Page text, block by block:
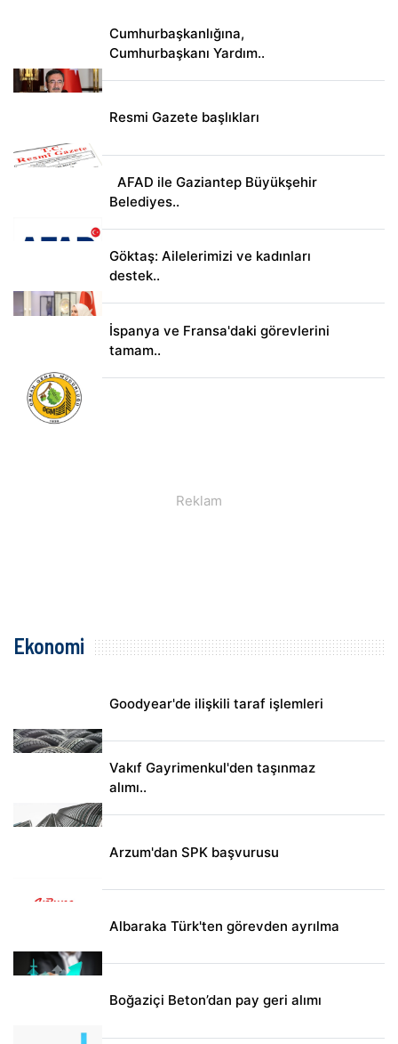
Cumhurbaşkanlığına,
Cumhurbaşkanı Yardım..
Resmi Gazete başlıkları
AFAD ile Gaziantep Büyükşehir
Belediyes..
Göktaş: Ailelerimizi ve kadınları
destek..
İspanya ve Fransa'daki görevlerini
tamam..
Ekonomi
Goodyear'de ilişkili taraf işlemleri
Vakıf Gayrimenkul'den taşınmaz
alımı..
Arzum'dan SPK başvurusu
Albaraka Türk'ten görevden ayrılma
Boğaziçi Beton’dan pay geri alımı